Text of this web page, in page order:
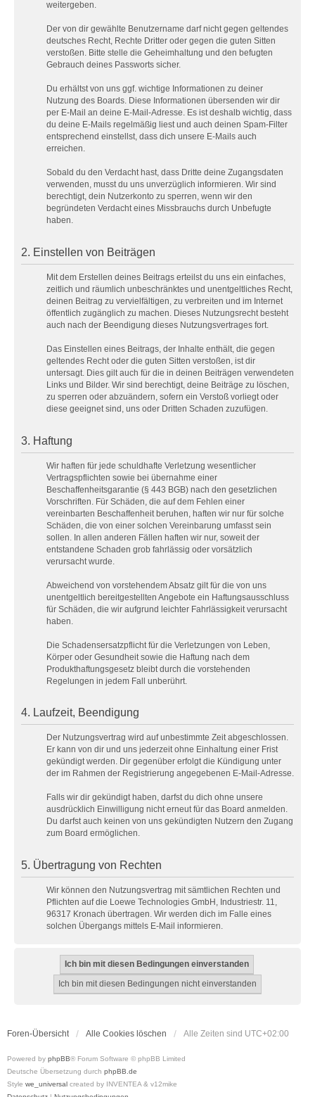
weitergeben.
Der von dir gewählte Benutzername darf nicht gegen geltendes
deutsches Recht, Rechte Dritter oder gegen die guten Sitten
verstoßen. Bitte stelle die Geheimhaltung und den befugten
Gebrauch deines Passworts sicher.
Du erhältst von uns ggf. wichtige Informationen zu deiner
Nutzung des Boards. Diese Informationen übersenden wir dir
per E-Mail an deine E-Mail-Adresse. Es ist deshalb wichtig, dass
du deine E-Mails regelmäßig liest und auch deinen Spam-Filter
entsprechend einstellst, dass dich unsere E-Mails auch
erreichen.
Sobald du den Verdacht hast, dass Dritte deine Zugangsdaten
verwenden, musst du uns unverzüglich informieren. Wir sind
berechtigt, dein Nutzerkonto zu sperren, wenn wir den
begründeten Verdacht eines Missbrauchs durch Unbefugte
haben.
2. Einstellen von Beiträgen
Mit dem Erstellen deines Beitrags erteilst du uns ein einfaches,
zeitlich und räumlich unbeschränktes und unentgeltliches Recht,
deinen Beitrag zu vervielfältigen, zu verbreiten und im Internet
öffentlich zugänglich zu machen. Dieses Nutzungsrecht besteht
auch nach der Beendigung dieses Nutzungsvertrages fort.
Das Einstellen eines Beitrags, der Inhalte enthält, die gegen
geltendes Recht oder die guten Sitten verstoßen, ist dir
untersagt. Dies gilt auch für die in deinen Beiträgen verwendeten
Links und Bilder. Wir sind berechtigt, deine Beiträge zu löschen,
zu sperren oder abzuändern, sofern ein Verstoß vorliegt oder
diese geeignet sind, uns oder Dritten Schaden zuzufügen.
3. Haftung
Wir haften für jede schuldhafte Verletzung wesentlicher
Vertragspflichten sowie bei übernahme einer
Beschaffenheitsgarantie (§ 443 BGB) nach den gesetzlichen
Vorschriften. Für Schäden, die auf dem Fehlen einer
vereinbarten Beschaffenheit beruhen, haften wir nur für solche
Schäden, die von einer solchen Vereinbarung umfasst sein
sollen. In allen anderen Fällen haften wir nur, soweit der
entstandene Schaden grob fahrlässig oder vorsätzlich
verursacht wurde.
Abweichend von vorstehendem Absatz gilt für die von uns
unentgeltlich bereitgestellten Angebote ein Haftungsausschluss
für Schäden, die wir aufgrund leichter Fahrlässigkeit verursacht
haben.
Die Schadensersatzpflicht für die Verletzungen von Leben,
Körper oder Gesundheit sowie die Haftung nach dem
Produkthaftungsgesetz bleibt durch die vorstehenden
Regelungen in jedem Fall unberührt.
4. Laufzeit, Beendigung
Der Nutzungsvertrag wird auf unbestimmte Zeit abgeschlossen.
Er kann von dir und uns jederzeit ohne Einhaltung einer Frist
gekündigt werden. Dir gegenüber erfolgt die Kündigung unter
der im Rahmen der Registrierung angegebenen E-Mail-Adresse.
Falls wir dir gekündigt haben, darfst du dich ohne unsere
ausdrücklich Einwilligung nicht erneut für das Board anmelden.
Du darfst auch keinen von uns gekündigten Nutzern den Zugang
zum Board ermöglichen.
5. Übertragung von Rechten
Wir können den Nutzungsvertrag mit sämtlichen Rechten und
Pflichten auf die Loewe Technologies GmbH, Industriestr. 11,
96317 Kronach übertragen. Wir werden dich im Falle eines
solchen Übergangs mittels E-Mail informieren.
Foren-Übersicht Alle Cookies löschen Alle Zeiten sind UTC+02:00
Powered by phpBB® Forum Software © phpBB Limited
Deutsche Übersetzung durch phpBB.de
Style we_universal created by INVENTEA & v12mike